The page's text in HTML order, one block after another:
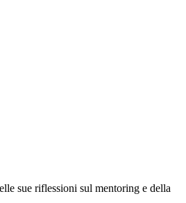
sue riflessioni sul mentoring e della